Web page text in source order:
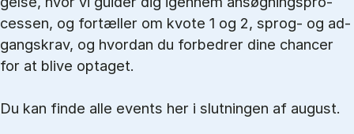
ces­sen, og for­tæl­ler om kvo­te 1 og 2, sprog- og ad­
gangs­krav, og hvordan du forbedrer dine chancer
for at blive optaget.
Du kan finde alle events her i slutningen af august.